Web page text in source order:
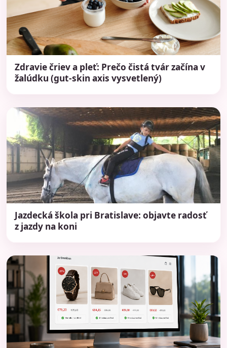
Zdravie čriev a pleť: Prečo čistá tvár začína v
žalúdku (gut-skin axis vysvetlený)
Jazdecká škola pri Bratislave: objavte radosť
z jazdy na koni